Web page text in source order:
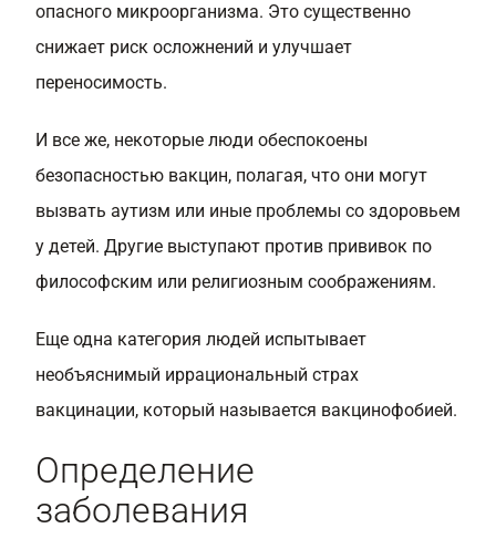
опасного микроорганизма. Это существенно
снижает риск осложнений и улучшает
переносимость.
И все же, некоторые люди обеспокоены
безопасностью вакцин, полагая, что они могут
вызвать аутизм или иные проблемы со здоровьем
у детей. Другие выступают против прививок по
философским или религиозным соображениям.
Еще одна категория людей испытывает
необъяснимый иррациональный страх
вакцинации, который называется вакцинофобией.
Определение
заболевания